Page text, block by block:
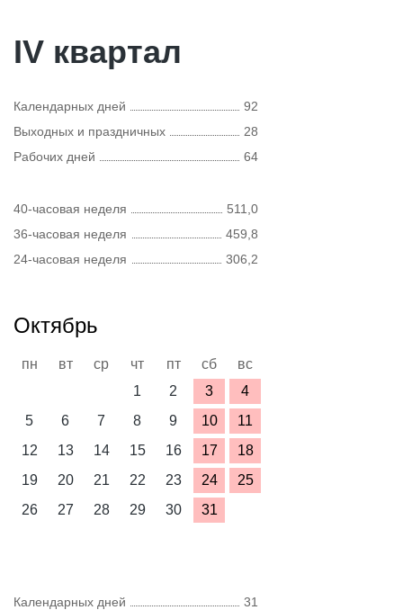
IV квартал
Календарных дней
92
Выходных и праздничных
28
Рабочих дней
64
40-часовая неделя
511,0
36-часовая неделя
459,8
24-часовая неделя
306,2
Октябрь
пн вт ср чт пт сб
вс
1
2 3
4
5
6 7 8 9 10
11
12
13 14 15 16 17
18
19
20 21 22 23 24
25
26
27 28 29 30 31
Календарных дней
31